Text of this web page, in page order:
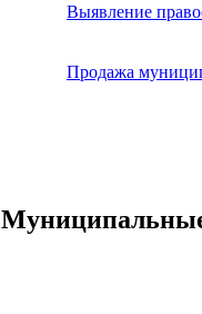
Выявление
Продажа